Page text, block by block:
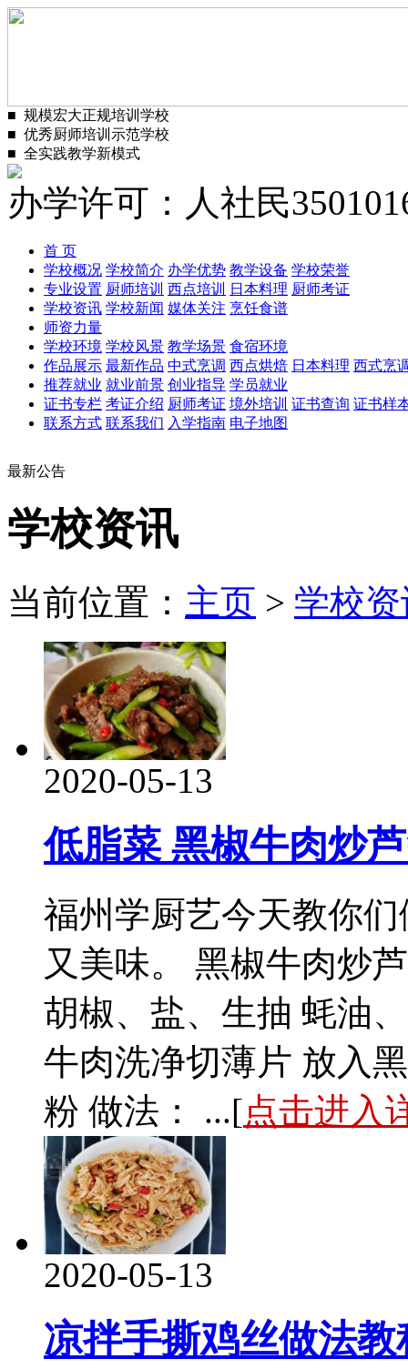
■ 规模宏大正规培训学校
■ 优秀厨师培训示范学校
■ 全实践教学新模式
办学许可：人社民
首 页
学校概况 学校简介 办学优势 教学设备 学校荣誉
专业设置 厨师培训 西点培训 日本料理 厨师考证
学校资讯 学校新闻 媒体关注 烹饪食谱
师资力量
学校环境 学校风景 教学场景 食宿环境
作品展示 最新作品 中式烹调 西点烘焙 日本料理 西式烹
推荐就业 就业前景 创业指导 学员就业
证书专栏 考证介绍 厨师考证 境外培训 证书查询 证书样
联系方式 联系我们 入学指南 电子地图
最新公告
学校资讯
当前位置： 主页 > 学校
2020-05-13
低脂菜 黑椒牛肉炒
福州学厨艺今天教你
又美味。 黑椒牛肉炒
胡椒、盐、生抽 蚝油
牛肉洗净切薄片 放入
粉 做法： ...[点击进入
2020-05-13
凉拌手撕鸡丝做法教